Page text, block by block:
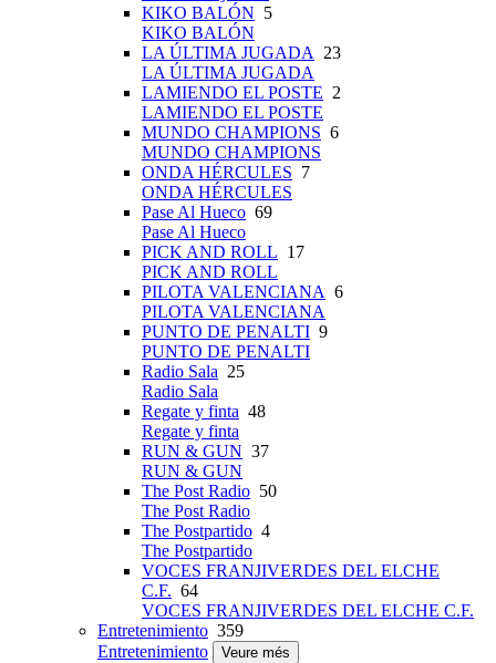
KIKO BALÓN 5
KIKO BALÓN
LA ÚLTIMA JUGADA
23
LA ÚLTIMA JUGADA
LAMIENDO EL POSTE 2
LAMIENDO EL POSTE
MUNDO CHAMPIONS 6
MUNDO CHAMPIONS
ONDA HÉRCULES 7
ONDA HÉRCULES
Pase Al Hueco 69
Pase Al Hueco
PICK AND ROLL 17
PICK AND ROLL
PILOTA VALENCIANA 6
PILOTA VALENCIANA
PUNTO DE PENALTI 9
PUNTO DE PENALTI
Radio Sala 25
Radio Sala
Regate y finta 48
Regate y finta
RUN & GUN 37
RUN & GUN
The Post Radio 50
The Post Radio
The Postpartido 4
The Postpartido
VOCES FRANJIVERDES DEL ELCHE
C.F. 64
VOCES FRANJIVERDES DEL ELCHE C.F.
Entretenimiento 359
Entretenimiento
Veure més